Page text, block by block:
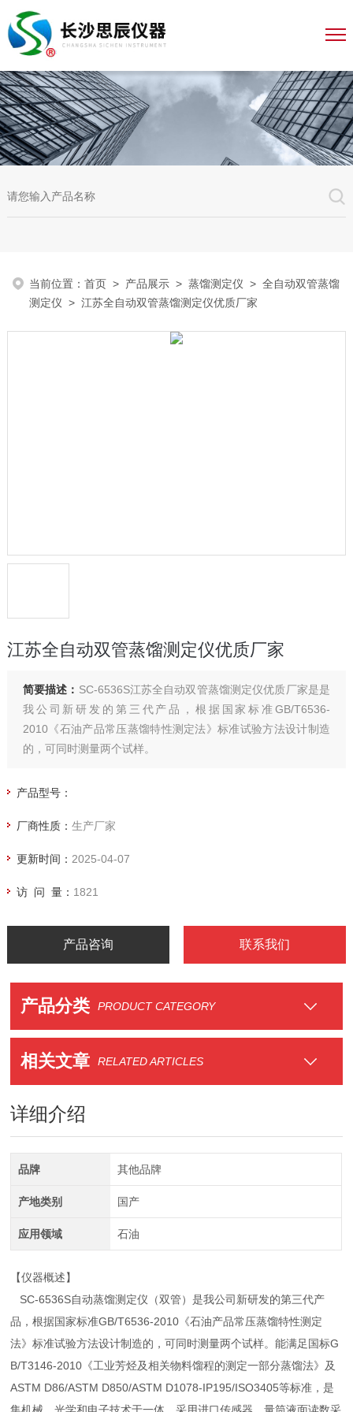
当前位置：首页 > 产品展示 >蒸馏测定仪 >全自动双管蒸馏
测定仪 > 江苏全自动双管蒸馏测定仪优质厂家
江苏全自动双管蒸馏测定仪优质厂家
简要描述： SC-6536S江苏全自动双管蒸馏测定仪优质厂家是是
我公司新研发的第三代产品，根据国家标准GB/T6536-
2010《石油产品常压蒸馏特性测定法》标准试验方法设计制造
的，可同时测量两个试样。
产品型号：
厂商性质： 生产厂家
更新时间： 2025-04-07
访 问 量： 1821
产品咨询 联系我们
产品分类 PRODUCT CATEGORY
相关文章 RELATED ARTICLES
详细介绍
品牌 其他品牌
产地类别 国产
应用领域 石油
【仪器概述】
SC-6536S自动蒸馏测定仪（双管）是我公司新研发的第三代产
品，根据国家标准GB/T6536-2010《石油产品常压蒸馏特性测定
法》标准试验方法设计制造的，可同时测量两个试样。能满足国标G
B/T3146-2010《工业芳烃及相关物料馏程的测定一部分蒸馏法》及
ASTM D86/ASTM D850/ASTM D1078-IP195/ISO3405等标准，是